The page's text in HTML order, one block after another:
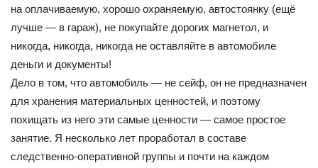
на оплачиваемую, хорошо охраняемую, автостоянку (ещё
лучше — в гараж), не покупайте дорогих магнетол, и
никогда, никогда, никогда не оставляйте в автомобиле
деньги и документы!
Дело в том, что автомобиль — не сейф, он не предназначен
для хранения материальных ценностей, и поэтому
похищать из него эти самые ценности — самое простое
занятие. Я несколько лет проработал в составе
следственно-оперативной группы и почти на каждом